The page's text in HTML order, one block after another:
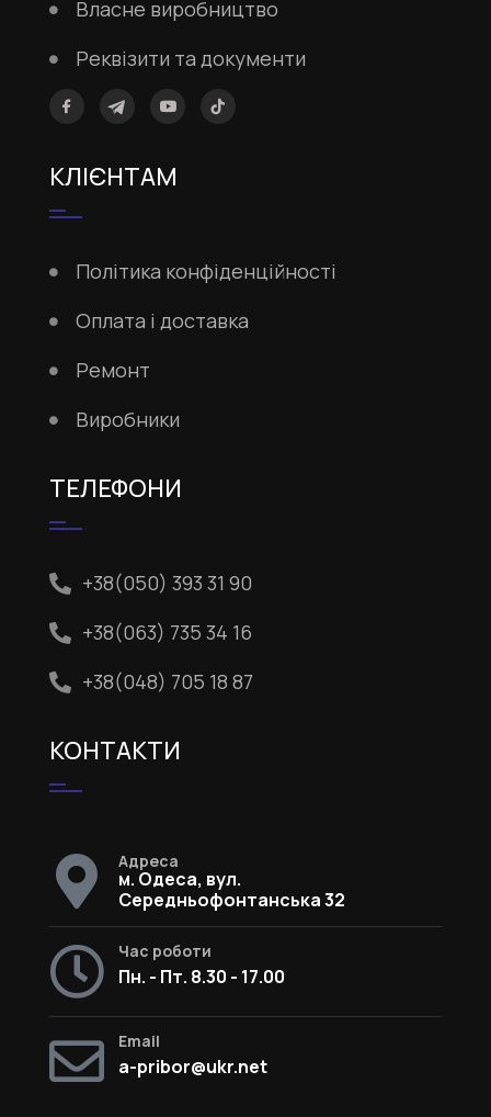
Власне виробництво
Реквізити та документи
КЛІЄНТАМ
Політика конфіденційності
Оплата і доставка
Ремонт
Виробники
ТЕЛЕФОНИ
+38(050) 393 31 90
+38(063) 735 34 16
+38(048) 705 18 87
КОНТАКТИ
Адреса
м. Одеса, вул.
Середньофонтанська 32
Час роботи
Пн. - Пт. 8.30 - 17.00
Email
a-pribor@ukr.net